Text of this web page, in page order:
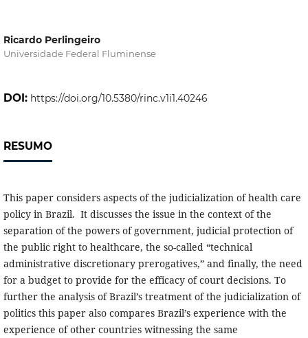
Ricardo Perlingeiro
Universidade Federal Fluminense
DOI: https://doi.org/10.5380/rinc.v1i1.40246
RESUMO
This paper considers aspects of the judicialization of health care
policy in Brazil. It discusses the issue in the context of the
separation of the powers of government, judicial protection of
the public right to healthcare, the so-called “technical
administrative discretionary prerogatives,” and finally, the need
for a budget to provide for the efficacy of court decisions. To
further the analysis of Brazil’s treatment of the judicialization of
politics this paper also compares Brazil’s experience with the
experience of other countries witnessing the same